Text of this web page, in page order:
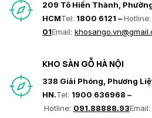
209 Tô Hiến Thành, Phường
HCMTel: 1800 6121 –Hotline:
01Email:
KHO SÀN GỖ HÀ NỘI
338 Giải Phóng, Phương
HN.Tel: 1900 636968 –
Hotline: 091.88888.93Email: